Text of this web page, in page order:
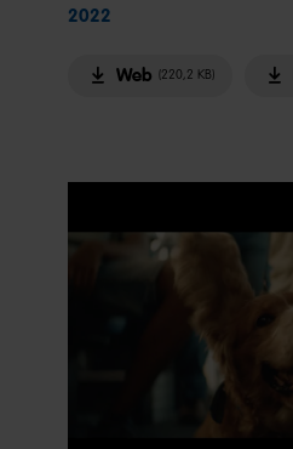
2022
Web (220,2 KB)